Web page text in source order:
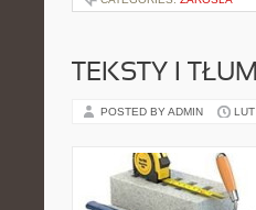
TEKSTY I
POSTED BY ADMIN